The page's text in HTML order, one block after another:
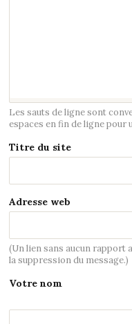
Les sauts de ligne sont
espaces en fin de ligne pour
Titre du site
Adresse web
(Un lien sans aucun rapport
la suppression du message.)
Votre nom